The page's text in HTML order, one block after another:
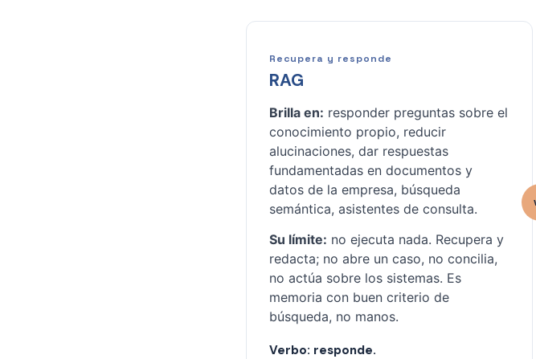
Recupera y responde
RAG
Brilla en: responder preguntas sobre el
conocimiento propio, reducir
alucinaciones, dar respuestas
fundamentadas en documentos y
datos de la empresa, búsqueda
semántica, asistentes de consulta.
Su límite: no ejecuta nada. Recupera y
redacta; no abre un caso, no concilia,
no actúa sobre los sistemas. Es
memoria con buen criterio de
búsqueda, no manos.
Verbo: responde.